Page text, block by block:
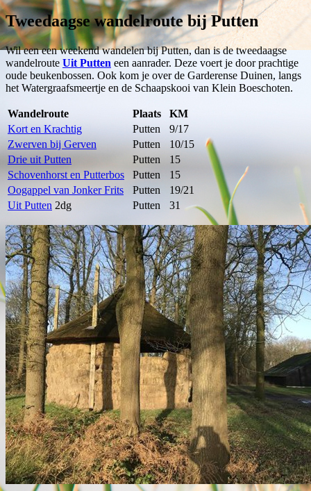
Tweedaagse wandelroute bij Putten
Wil een een weekend wandelen bij Putten, dan is de tweedaagse
wandelroute Uit Putten een aanrader. Deze voert je door prachtige
oude beukenbossen. Ook kom je over de Garderense Duinen, langs
het Watergraafsmeertje en de Schaapskooi van Klein Boeschoten.
Wandelroute Plaats
KM
Kort en Krachtig
Putten
9/17
Zwerven bij Gerven
Putten
10/15
Drie uit Putten
Putten
15
Schovenhorst en Putterbos
Putten
15
Oogappel van Jonker Frits
Putten
19/21
Uit Putten 2dg Putten 31